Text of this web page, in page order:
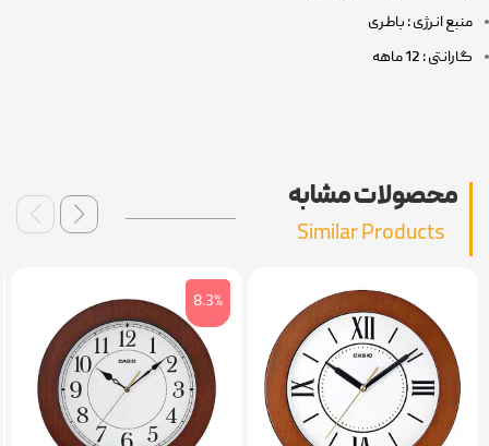
منبع انرژی : باطری
گارانتی : 12 ماهه
محصولات مشابه
Similar Products
8.3%